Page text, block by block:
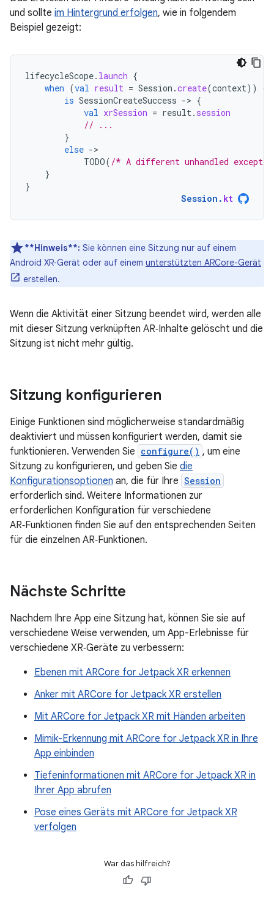
und sollte im Hintergrund erfolgen, wie in folgendem
Beispiel gezeigt:
lifecycleScope. launch {
when (val result = Session .create(context))
{
is SessionCreateSuccess -> {
val xrSession = result. session
// ...
}
else -
TODO( /* A different unhandled
}
}
Session . kt
**Hinweis**: Sie können eine Sitzung nur auf einem
Android XR‑Gerät oder auf einem unterstützten ARCore-Gerät
erstellen.
Wenn die Aktivität einer Sitzung beendet wird, werden alle
mit dieser Sitzung verknüpften AR‑Inhalte gelöscht und die
Sitzung ist nicht mehr gültig.
Sitzung konfigurieren
Einige Funktionen sind möglicherweise standardmäßig
deaktiviert und müssen konfiguriert werden, damit sie
funktionieren. Verwenden Sie configure() , um eine
Sitzung zu konfigurieren, und geben Sie die
Konfigurationsoptionen an, die für Ihre Session
erforderlich sind. Weitere Informationen zur
erforderlichen Konfiguration für verschiedene
AR‑Funktionen finden Sie auf den entsprechenden Seiten
für die einzelnen AR‑Funktionen.
Nächste Schritte
Nachdem Ihre App eine Sitzung hat, können Sie sie auf
verschiedene Weise verwenden, um App-Erlebnisse für
verschiedene XR‑Geräte zu verbessern:
Ebenen mit ARCore for Jetpack XR erkennen
Anker mit ARCore for Jetpack XR erstellen
Mit ARCore for Jetpack XR mit Händen arbeiten
Mimik-Erkennung mit ARCore for Jetpack XR in Ihre
App einbinden
Tiefeninformationen mit ARCore for Jetpack XR in
Ihrer App abrufen
Pose eines Geräts mit ARCore for Jetpack XR
verfolgen
War das hilfreich?